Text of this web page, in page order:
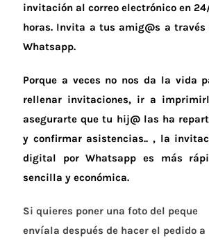
invitación al correo electrónico en
horas. Invita a tus amig@s a través
Whatsapp.
Porque a veces no nos da la vida
rellenar invitaciones, ir a
asegurarte que tu hij@ las ha
y confirmar asistencias.. , la
digital por Whatsapp es más
sencilla y económica.
Si quieres poner una foto del peque
envíala después de hacer el pedido a